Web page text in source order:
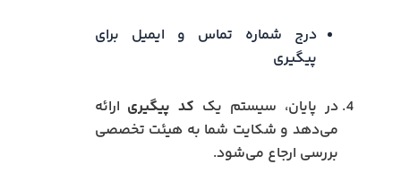
درج شماره تماس و ایمیل برای
پیگیری
در پایان، سیستم یک کد پیگیری ارائه
می‌دهد و شکایت شما به هیئت تخصصی
بررسی ارجاع می‌شود.